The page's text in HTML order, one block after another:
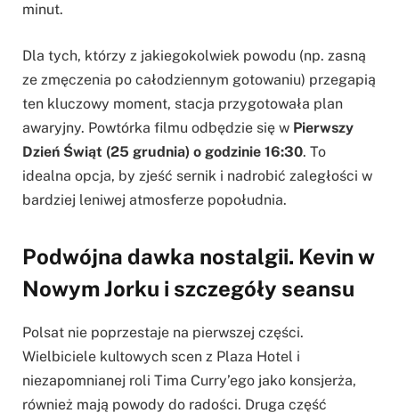
minut.
Dla tych, którzy z jakiegokolwiek powodu (np. zasną
ze zmęczenia po całodziennym gotowaniu) przegapią
ten kluczowy moment, stacja przygotowała plan
awaryjny. Powtórka filmu odbędzie się w Pierwszy
Dzień Świąt (25 grudnia) o godzinie 16:30. To
idealna opcja, by zjeść sernik i nadrobić zaległości w
bardziej leniwej atmosferze popołudnia.
Podwójna dawka nostalgii. Kevin w
Nowym Jorku i szczegóły seansu
Polsat nie poprzestaje na pierwszej części.
Wielbiciele kultowych scen z Plaza Hotel i
niezapomnianej roli Tima Curry’ego jako konsjerża,
również mają powody do radości. Druga część